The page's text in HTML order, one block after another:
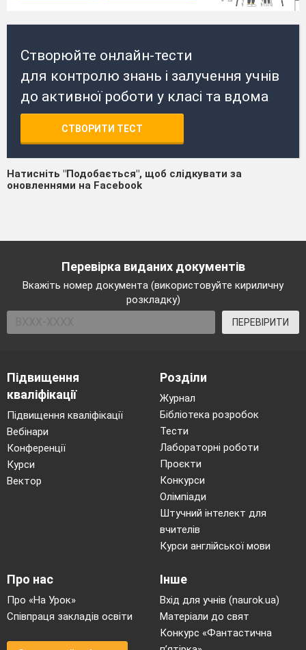
Створюйте онлайн-тести
для контролю знань і залучення учнів
до активної роботи у класі та вдома
СТВОРИТИ ТЕСТ
Натисніть "Подобається", щоб слідкувати за
оновленнями на Facebook
Перевірка виданих документів
Вкажіть номер документа (використовуйте кириличну
розкладку)
ПЕРЕВІРИТИ
Підвищення
кваліфікації
Підвищення кваліфікації
Вебінари
Конференції
Курси
Вектор
Розділи
Журнал
Бібліотека розробок
Тести
Лабораторні роботи
Проєкти
Конкурси
Олімпіади
Штучний інтелект для
вчителів
Курси англійської мови
Про нас
Про «На Урок»
Співпраця закладів освіти
Інше
Вхід для учнів (naurok.ua)
Матеріали до свят
Конкурс «Фантастична